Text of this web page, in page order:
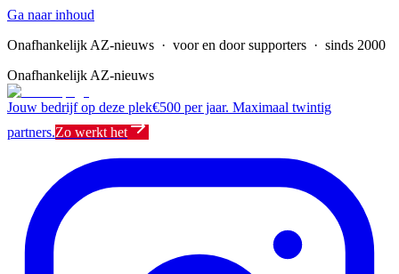
Ga naar inhoud
Onafhankelijk AZ-nieuws · voor en door supporters · sinds 2000
Onafhankelijk AZ-nieuws
Jouw bedrijf op deze plek€500 per jaar. Maximaal twintig
partners.Zo werkt het